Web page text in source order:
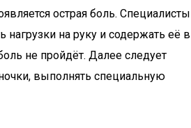
острая боль. Специалисты
нагрузки на руку и содержать её в
не пройдёт. Далее следует
выполнять специальную